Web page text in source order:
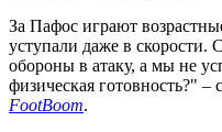
За Пафос играют
уступали даже в скорости.
обороны в атаку, а мы не
физическая готовность?" –
FootBoom.